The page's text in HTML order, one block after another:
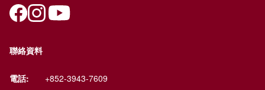
聯絡資料
電話: +852-3943-7609